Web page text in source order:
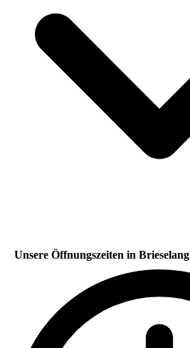
Unsere Öffnungszeiten in Brieselang